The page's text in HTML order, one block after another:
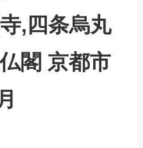
,四条烏丸
閣 京都市